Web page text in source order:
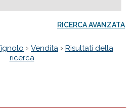
RICERCA AVANZATA
› Vendita › Risultati della
ricerca